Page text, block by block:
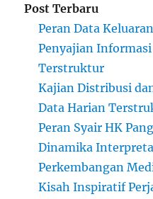
Post Terbaru
Peran Data
Penyajian
Terstruktur
Kajian Distribusi
Data Harian
Peran Syair HK
Dinamika
Perkembangan
Kisah Inspiratif